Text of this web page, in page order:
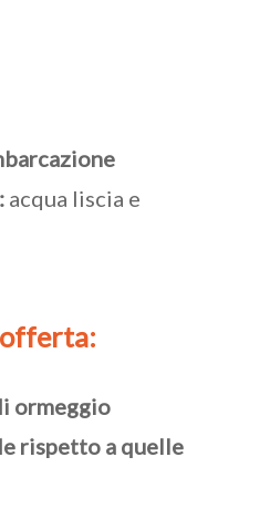
acqua liscia e
ormeggio
rispetto a quelle